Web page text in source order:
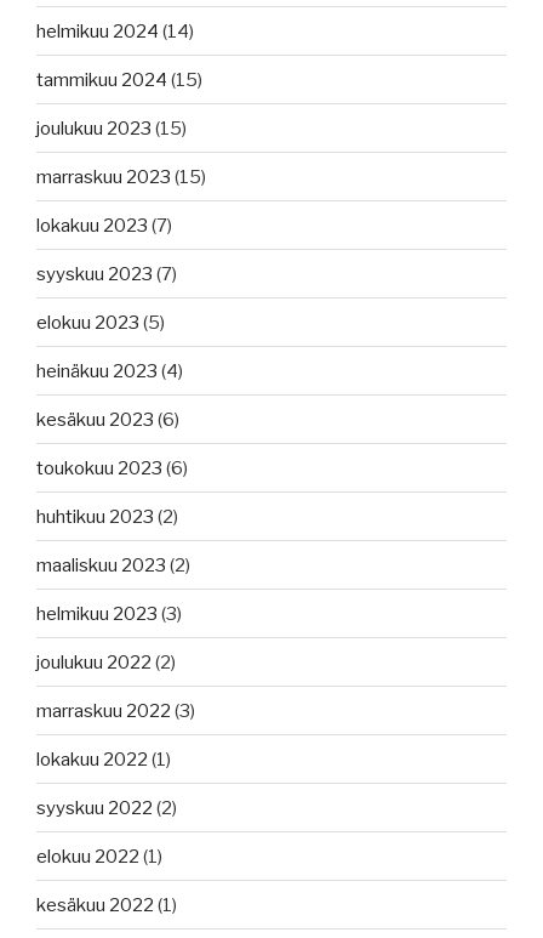
helmikuu 2024 (14)
tammikuu 2024 (15)
joulukuu 2023 (15)
marraskuu 2023 (15)
lokakuu 2023 (7)
syyskuu 2023 (7)
elokuu 2023 (5)
heinäkuu 2023 (4)
kesäkuu 2023 (6)
toukokuu 2023 (6)
huhtikuu 2023 (2)
maaliskuu 2023 (2)
helmikuu 2023 (3)
joulukuu 2022 (2)
marraskuu 2022 (3)
lokakuu 2022 (1)
syyskuu 2022 (2)
elokuu 2022 (1)
kesäkuu 2022 (1)